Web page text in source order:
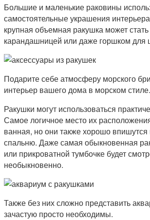
Большие и маленькие раковины
самостоятельные украшения
крупная объемная ракушка может
карандашницей или даже горшком для
Подарите себе атмосферу морского
интерьер вашего дома в морском стиле.
Ракушки могут использоваться
Самое логичное место их
ванная, но они также хорошо впишутся
спальню. Даже самая обыкновенная
или прикроватной тумбочке будет
необыкновенно.
Также без них сложно представить
зачастую просто необходимы.